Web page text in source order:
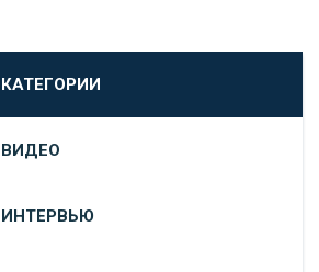
КАТЕГОРИИ
ВИДЕО
ИНТЕРВЬЮ